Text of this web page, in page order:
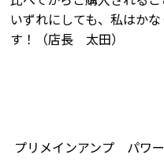
いずれにしても、私はか
す！（店長 太田）
プリメインアンプ パワ